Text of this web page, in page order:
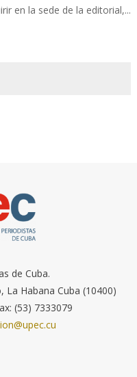
en la sede de la editorial,...
de Cuba.
La Habana Cuba (10400)
(53) 7333079